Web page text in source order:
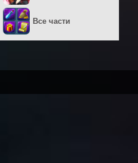
Все части